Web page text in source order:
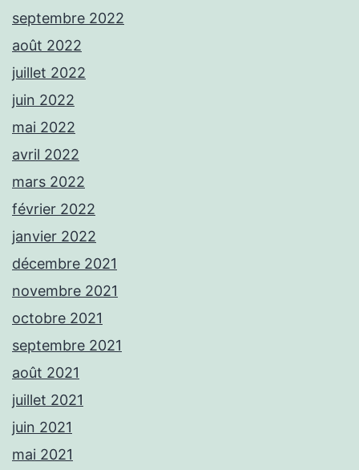
septembre 2022
août 2022
juillet 2022
juin 2022
mai 2022
avril 2022
mars 2022
février 2022
janvier 2022
décembre 2021
novembre 2021
octobre 2021
septembre 2021
août 2021
juillet 2021
juin 2021
mai 2021